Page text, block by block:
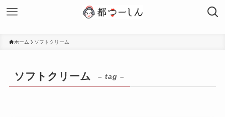
ホーム ソフトクリーム
ソフトクリーム – tag –